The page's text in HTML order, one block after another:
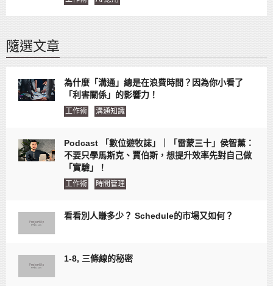
隨選文章
為什麼「溝通」總是在浪費時間？因為你小看了
「利害關係」的影響力！
工作術 溝通知識
Podcast 「數位遊牧誌」｜「雷蒙三十」侯智薰：
不要只學馬斯克、賈伯斯，想提升效率先對自己做
「實驗」！
工作術 時間管理
看看別人賺多少？ Schedule的市場又如何？
1-8, 三條線的秘密